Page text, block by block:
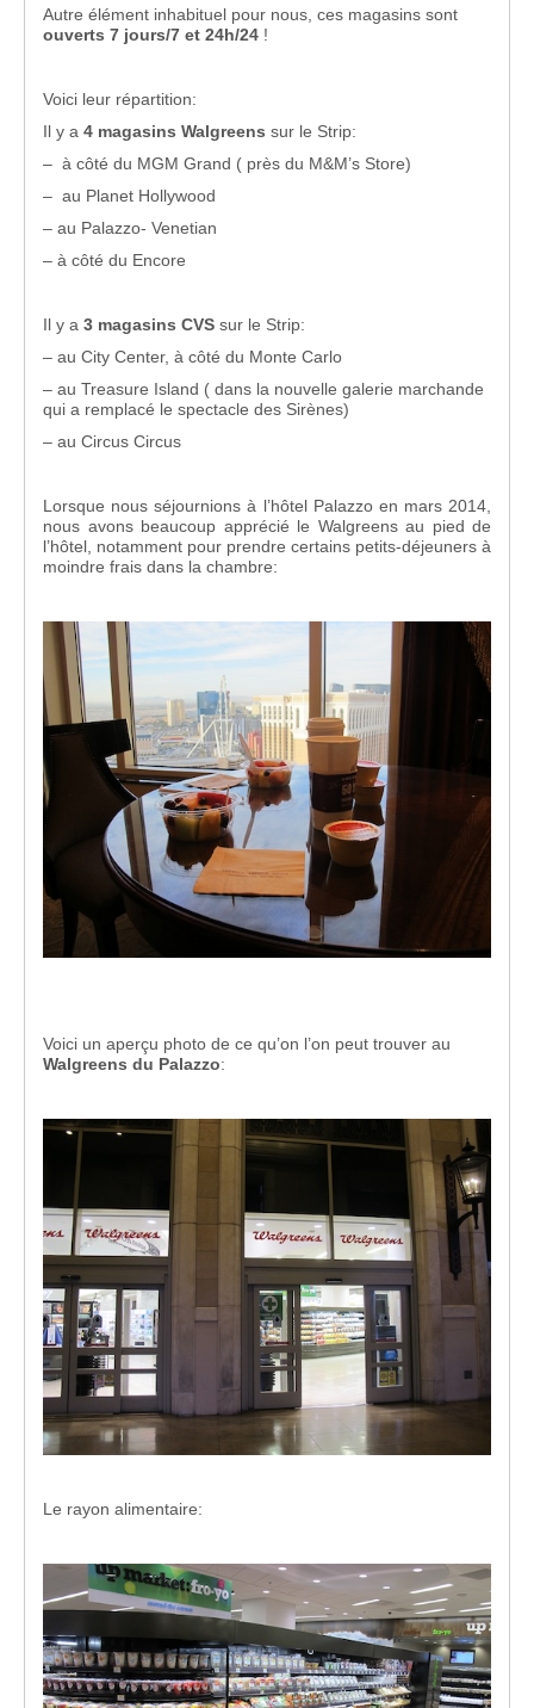
Autre élément inhabituel pour nous, ces magasins sont
ouverts 7 jours/7 et 24h/24 !
Voici leur répartition:
Il y a 4 magasins Walgreens sur le Strip:
– à côté du MGM Grand ( près du M&M’s Store)
– au Planet Hollywood
– au Palazzo- Venetian
– à côté du Encore
Il y a 3 magasins CVS sur le Strip:
– au City Center, à côté du Monte Carlo
– au Treasure Island ( dans la nouvelle galerie marchande
qui a remplacé le spectacle des Sirènes)
– au Circus Circus
Lorsque nous séjournions à l’hôtel Palazzo en mars 2014,
nous avons beaucoup apprécié le Walgreens au pied de
l’hôtel, notamment pour prendre certains petits-déjeuners à
moindre frais dans la chambre:
Voici un aperçu photo de ce qu’on l’on peut trouver au
Walgreens du Palazzo:
Le rayon alimentaire: